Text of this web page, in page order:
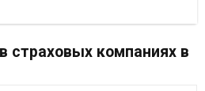
страховых компаниях в